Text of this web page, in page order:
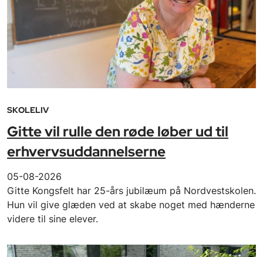
SKOLELIV
Gitte vil rulle den røde løber ud til
erhvervsuddannelserne
05-08-2026
Gitte Kongsfelt har 25-års jubilæum på Nordvestskolen.
Hun vil give glæden ved at skabe noget med hænderne
videre til sine elever.